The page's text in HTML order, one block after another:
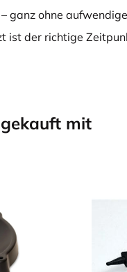
ganz ohne
ist der richtige
mit